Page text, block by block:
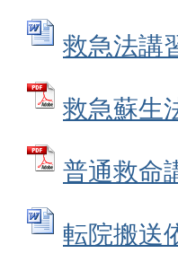
救急法講
救急蘇生
普通救命
転院搬送